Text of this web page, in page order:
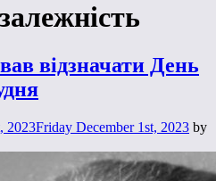
відзначати День
2023Friday December 1st, 2023 by